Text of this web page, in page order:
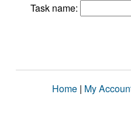
Task name:
Home | My